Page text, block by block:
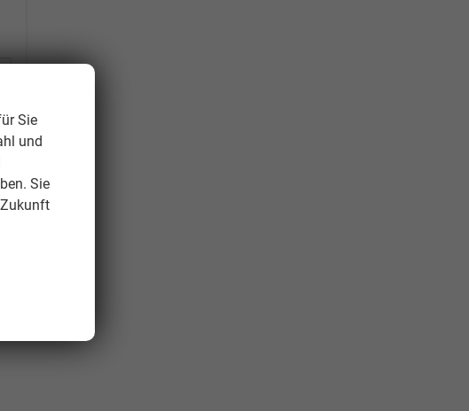
Sie
und
Sie